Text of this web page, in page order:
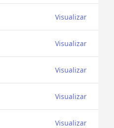
Visualizar
Visualizar
Visualizar
Visualizar
Visualizar